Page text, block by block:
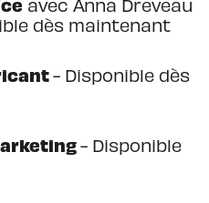
avec Anna Dreveau
dès maintenant
- Disponible dès
- Disponible